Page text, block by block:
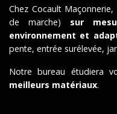
Chez Cocault
de marche) sur
environnement et
pente, entrée surélevée,
Notre bureau étudiera
meilleurs matériaux.